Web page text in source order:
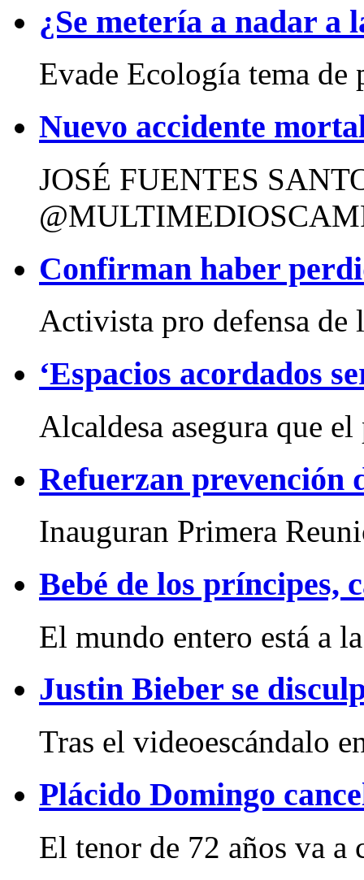
¿Se metería a nadar a
Evade Ecología tema de
Nuevo accidente
JOSÉ FUENTES
Confirman haber
Activista pro defensa de
‘Espacios acordados
Alcaldesa asegura que
Refuerzan prevención
Inauguran Primera
Bebé de los príncipes,
El mundo entero está a
Justin Bieber se
Tras el videoescándalo
Plácido Domingo
El tenor de 72 años va a